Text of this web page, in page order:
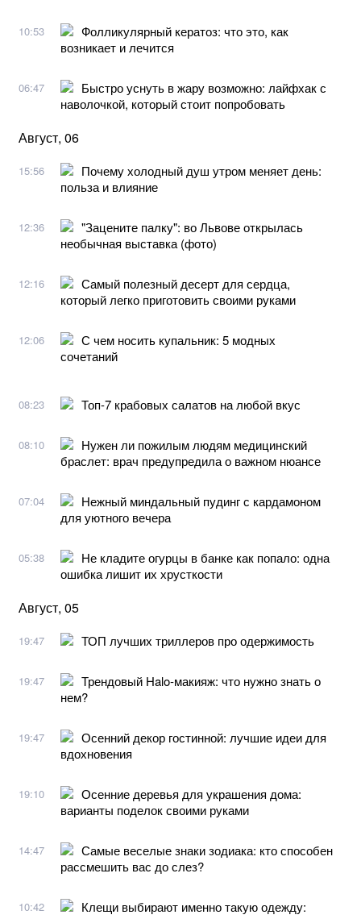
10:53
Фолликулярный кератоз: что это, как
возникает и лечится
06:47
Быстро уснуть в жару возможно: лайфхак с
наволочкой, который стоит попробовать
Август, 06
15:56
Почему холодный душ утром меняет день:
польза и влияние
12:36
"Зацените палку": во Львове открылась
необычная выставка (фото)
12:16
Самый полезный десерт для сердца,
который легко приготовить своими руками
12:06
С чем носить купальник: 5 модных
сочетаний
08:23 Топ-7 крабовых салатов на любой вкус
08:10
Нужен ли пожилым людям медицинский
браслет: врач предупредила о важном нюансе
07:04
Нежный миндальный пудинг с кардамоном
для уютного вечера
05:38
Не кладите огурцы в банке как попало: одна
ошибка лишит их хрусткости
Август, 05
19:47 ТОП лучших триллеров про одержимость
19:47
Трендовый Halo-макияж: что нужно знать о
нем?
19:47
Осенний декор гостинной: лучшие идеи для
вдохновения
19:10
Осенние деревья для украшения дома:
варианты поделок своими руками
14:47
Самые веселые знаки зодиака: кто способен
рассмешить вас до слез?
10:42
Клещи выбирают именно такую одежду: